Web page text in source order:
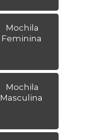
Mochila
Feminina
Mochila
Masculina